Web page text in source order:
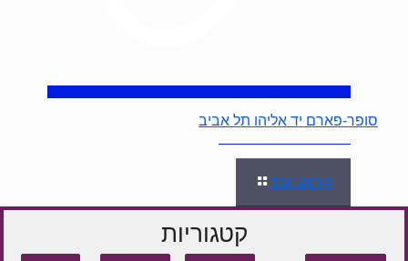
סופר-פארם יד אליהו תל אביב
קראו עוד
קטגוריות